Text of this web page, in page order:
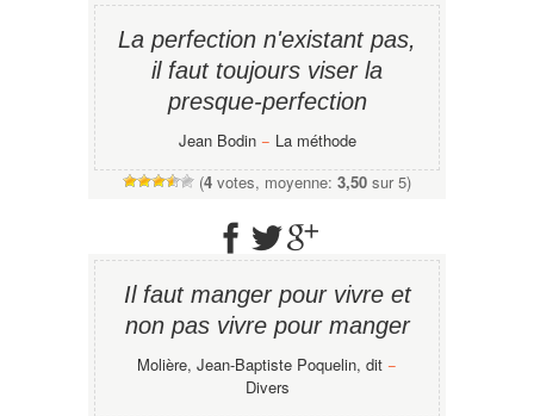
La perfection n'existant pas,
il faut toujours viser la
presque-perfection
Jean Bodin− La méthode
(4 votes, moyenne: 3,50 sur 5)
Il faut manger pour vivre et
non pas vivre pour manger
Molière, Jean-Baptiste Poquelin, dit −
Divers